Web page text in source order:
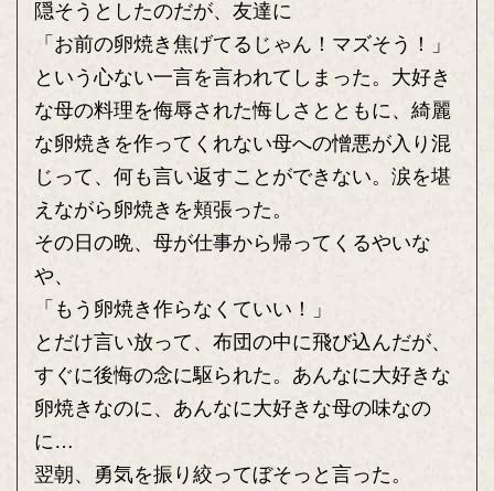
隠そうとしたのだが、友達に
「お前の卵焼き焦げてるじゃん！マズそう！」
という心ない一言を言われてしまった。大好き
な母の料理を侮辱された悔しさとともに、綺麗
な卵焼きを作ってくれない母への憎悪が入り混
じって、何も言い返すことができない。涙を堪
えながら卵焼きを頬張った。
その日の晩、母が仕事から帰ってくるやいな
や、
「もう卵焼き作らなくていい！」
とだけ言い放って、布団の中に飛び込んだが、
すぐに後悔の念に駆られた。あんなに大好きな
卵焼きなのに、あんなに大好きな母の味なの
に…
翌朝、勇気を振り絞ってぼそっと言った。